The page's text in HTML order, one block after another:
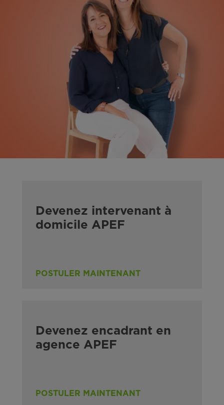
Devenez intervenant à
domicile APEF
POSTULER MAINTENANT
Devenez encadrant en
agence APEF
POSTULER MAINTENANT